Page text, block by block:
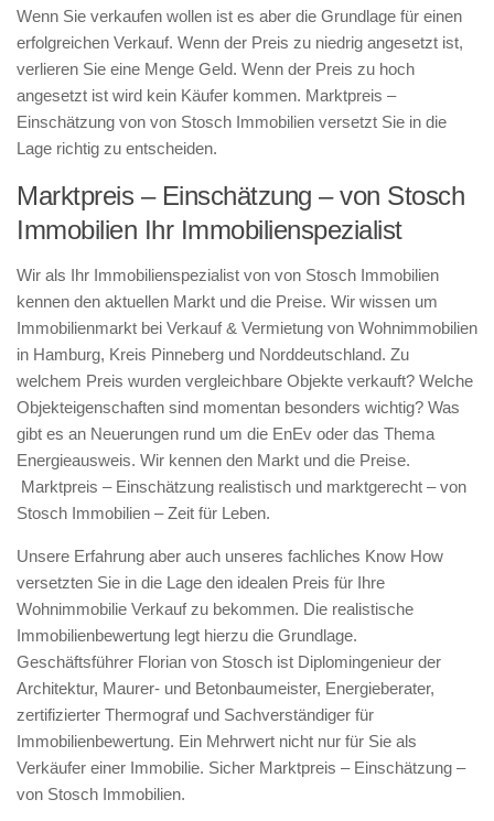
Wenn Sie verkaufen wollen ist es aber die Grundlage für einen
erfolgreichen Verkauf. Wenn der Preis zu niedrig angesetzt ist,
verlieren Sie eine Menge Geld. Wenn der Preis zu hoch
angesetzt ist wird kein Käufer kommen. Marktpreis –
Einschätzung von von Stosch Immobilien versetzt Sie in die
Lage richtig zu entscheiden.
Marktpreis – Einschätzung – von Stosch
Immobilien Ihr Immobilienspezialist
Wir als Ihr Immobilienspezialist von von Stosch Immobilien
kennen den aktuellen Markt und die Preise. Wir wissen um
Immobilienmarkt bei Verkauf & Vermietung von Wohnimmobilien
in Hamburg, Kreis Pinneberg und Norddeutschland. Zu
welchem Preis wurden vergleichbare Objekte verkauft? Welche
Objekteigenschaften sind momentan besonders wichtig? Was
gibt es an Neuerungen rund um die EnEv oder das Thema
Energieausweis. Wir kennen den Markt und die Preise.
Marktpreis – Einschätzung realistisch und marktgerecht – von
Stosch Immobilien – Zeit für Leben.
Unsere Erfahrung aber auch unseres fachliches Know How
versetzten Sie in die Lage den idealen Preis für Ihre
Wohnimmobilie Verkauf zu bekommen. Die realistische
Immobilienbewertung legt hierzu die Grundlage.
Geschäftsführer Florian von Stosch ist Diplomingenieur der
Architektur, Maurer- und Betonbaumeister, Energieberater,
zertifizierter Thermograf und Sachverständiger für
Immobilienbewertung. Ein Mehrwert nicht nur für Sie als
Verkäufer einer Immobilie. Sicher Marktpreis – Einschätzung –
von Stosch Immobilien.